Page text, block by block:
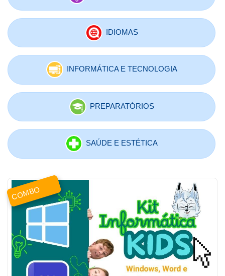
IDIOMAS
INFORMÁTICA E TECNOLOGIA
PREPARATÓRIOS
SAÚDE E ESTÉTICA
COMBO